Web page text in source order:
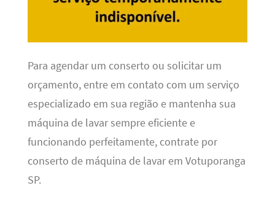
Para agendar um conserto ou solicitar um
orçamento, entre em contato com um serviço
especializado em sua região e mantenha sua
máquina de lavar sempre eficiente e
funcionando perfeitamente, contrate por
conserto de máquina de lavar em Votuporanga
SP.